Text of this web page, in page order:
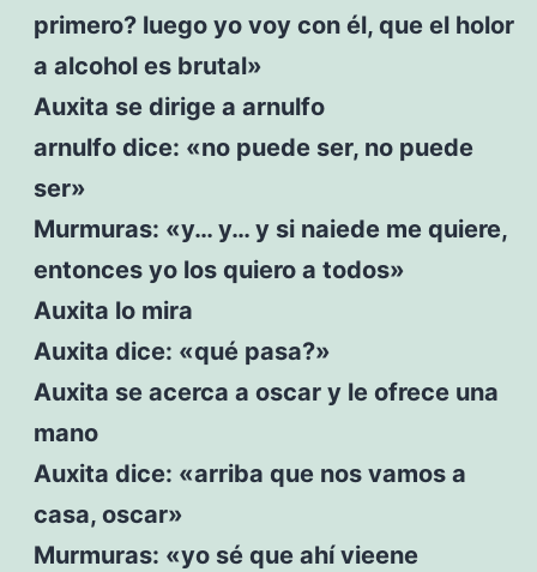
primero? luego yo voy con él, que el holor
a alcohol es brutal»
Auxita se dirige a arnulfo
arnulfo dice: «no puede ser, no puede
ser»
Murmuras: «y… y… y si naiede me quiere,
entonces yo los quiero a todos»
Auxita lo mira
Auxita dice: «qué pasa?»
Auxita se acerca a oscar y le ofrece una
mano
Auxita dice: «arriba que nos vamos a
casa, oscar»
Murmuras: «yo sé que ahí vieene